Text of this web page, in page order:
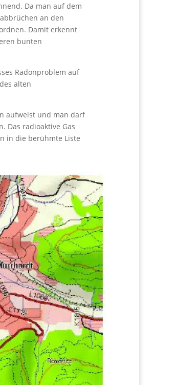
Da man auf dem
an den
Damit erkennt
bunten
Radonproblem auf
alten
aufweist und man darf
Das radioaktive Gas
in die berühmte Liste